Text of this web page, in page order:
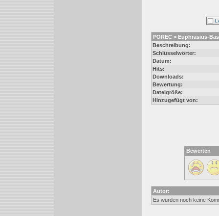
POREC > Euphrasius-
Beschreibung:
Schlüsselwörter:
Datum:
Hits:
Downloads:
Bewertung:
Dateigröße:
Hinzugefügt von:
Bewerten
Autor:
Es wurden noch keine